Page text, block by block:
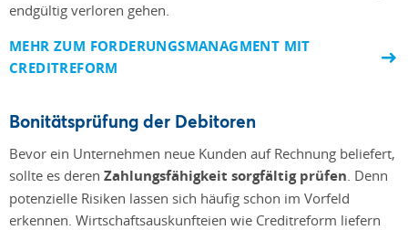
endgültig verloren gehen.
MEHR ZUM FORDERUNGSMANAGMENT MIT
CREDITREFORM
Bonitätsprüfung der Debitoren
Bevor ein Unternehmen neue Kunden auf Rechnung beliefert,
sollte es deren Zahlungsfähigkeit sorgfältig prüfen . Denn
potenzielle Risiken lassen sich häufig schon im Vorfeld
erkennen. Wirtschaftsauskunfteien wie Creditreform liefern